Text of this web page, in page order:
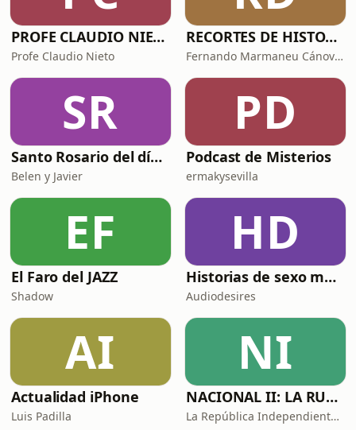
PROFE CLAUDIO NIETO
Profe Claudio Nieto
RECORTES DE HISTORIA Y CIENCIA
Fernando Marmaneu Cánovas
SR
Santo Rosario del día. 🙏 Reza con nosotros en castellano 🇪🇸
Belen y Javier
PD
Podcast de Misterios
ermakysevilla
EF
El Faro del JAZZ
Shadow
HD
Historias de sexo muy intensas y calientes
Audiodesires
AI
Actualidad iPhone
Luis Padilla
NI
NACIONAL II: LA RUTA DEL EXILIO
La República Independiente de la Radio